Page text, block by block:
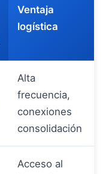
Ventaja
logística
Alta
frecuencia,
conexiones
consolidación
Acceso al